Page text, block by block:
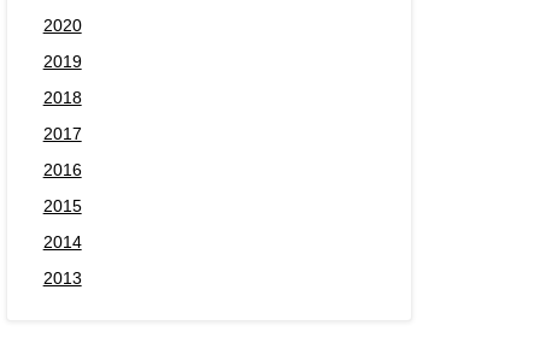
2020
2019
2018
2017
2016
2015
2014
2013